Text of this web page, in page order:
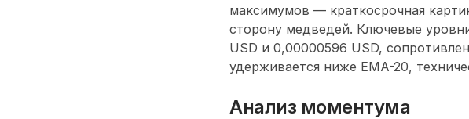
максимумов — краткосрочная
сторону медведей. Ключевые
USD и 0,00000596 USD,
удерживается ниже EMA-20,
Анализ моментума